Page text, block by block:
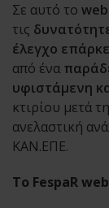
Σε αυτό το
τις
έλεγχο
από ένα
υφιστάμενη
κτιρίου μετά
ανελαστική
ΚΑΝ.ΕΠΕ.
Το FespaR